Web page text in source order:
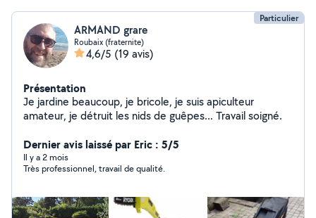
Particulier
ARMAND grare
Roubaix (fraternite)
4,6/5 (19 avis)
Présentation
Je jardine beaucoup, je bricole, je suis apiculteur
amateur, je détruit les nids de guêpes... Travail soigné.
Dernier avis laissé par Eric : 5/5
Il y a 2 mois
Très professionnel, travail de qualité.